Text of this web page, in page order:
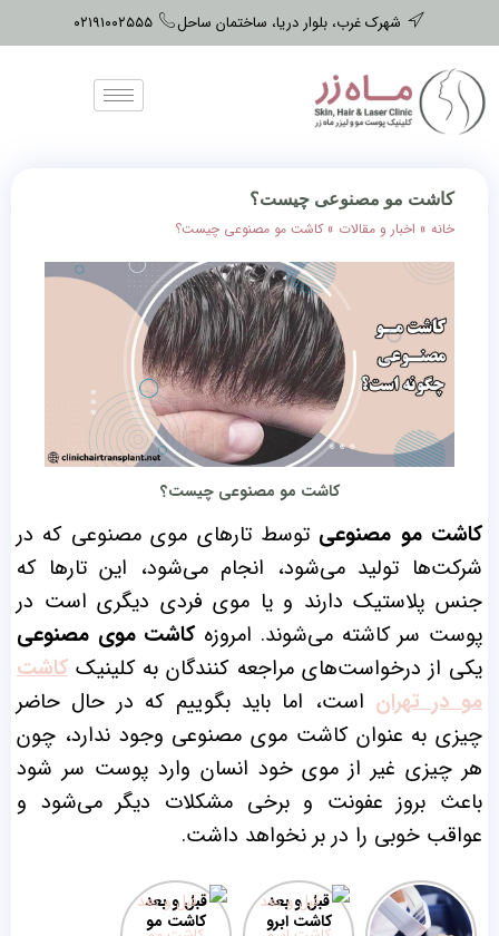
شهرک غرب، بلوار دریا، ساختمان ساحل ۰۲۱۹۱۰۰۲۵۵۵
کاشت مو مصنوعی چیست؟
خانه » اخبار و مقالات »کاشت مو مصنوعی چیست؟
کاشت مو مصنوعی چیست؟
کاشت مو مصنوعی توسط تار‌های موی مصنوعی که در
شرکت‌ها تولید می‌شود، انجام می‌شود، این تار‌ها که
جنس پلاستیک دارند و یا موی فردی دیگری است در
پوست سر کاشته می‌شوند. امروزهکاشت موی مصنوعی
یکی از درخواست‌های مراجعه کنندگان به کلینیک کاشت
مو در تهران است، اما باید بگوییم که در حال حاضر
چیزی به عنوان کاشت موی مصنوعی وجود ندارد، چون
هر چیزی غیر از موی خود انسان وارد پوست سر شود
باعث بروز عفونت و برخی مشکلات دیگر می‌شود و
عواقب خوبی را در بر نخواهد داشت.
روش‌های
کاشت مو
قبل و بعد
کاشت ابرو
قبل و بعد
کاشت مو